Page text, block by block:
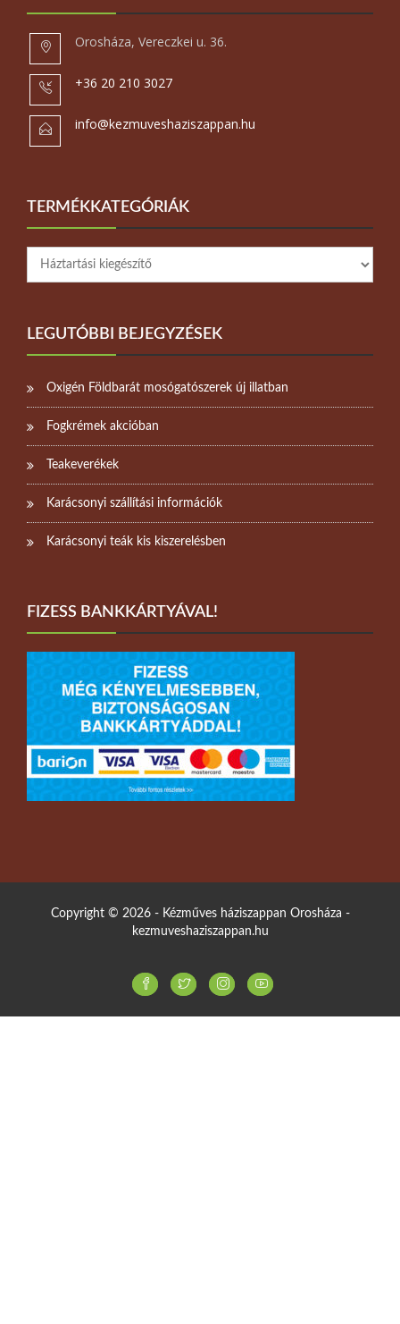
Orosháza, Vereczkei u. 36.
+36 20 210 3027
info@kezmuveshaziszappan.hu
TERMÉKKATEGÓRIÁK
LEGUTÓBBI BEJEGYZÉSEK
Oxigén Földbarát mosógatószerek új illatban
Fogkrémek akcióban
Teakeverékek
Karácsonyi szállítási információk
Karácsonyi teák kis kiszerelésben
FIZESS BANKKÁRTYÁVAL!
Copyright © 2026 - Kézműves háziszappan Orosháza -
kezmuveshaziszappan.hu